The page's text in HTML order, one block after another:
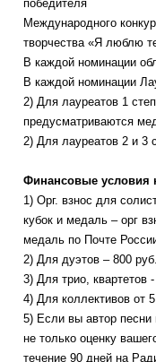
победителя
Международного
творчества «Я люблю
В каждой номинации
В каждой номинации
2) Для лауреатов 1
предусматриваются
2) Для лауреатов 2 и 3
Финансовые условия
1) Орг. взнос для
кубок и медаль – орг
медаль по Почте
2) Для дуэтов – 800
3) Для трио, квартетов
4) Для коллективов от
5) Если вы автор песни
не только оценку
течение 90 дней на